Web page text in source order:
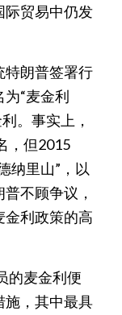
际贸易中仍发
特朗普签署行
“麦金利
。事实上，
，但2015
纳里山”，以
不顾争议，
金利政策的高
的麦金利便
施，其中最具